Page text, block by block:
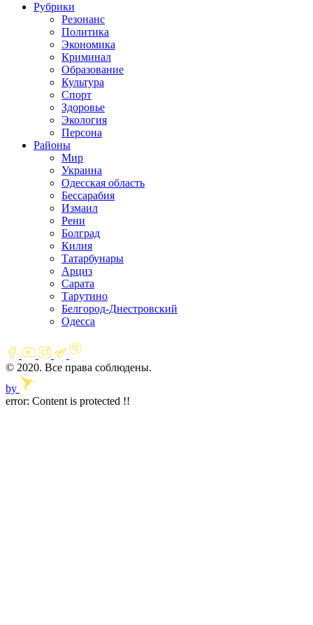
Рубрики
Резонанс
Политика
Экономика
Криминал
Образование
Культура
Спорт
Здоровье
Экология
Персона
Районы
Мир
Украина
Одесская область
Бессарабия
Измаил
Рени
Болград
Килия
Татарбунары
Арциз
Сарата
Тарутино
Белгород-Днестровский
Одесса
© 2020. Все права соблюдены.
by
error: Content is protected !!